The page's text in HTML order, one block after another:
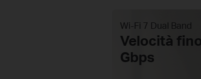
Wi-Fi 7 Dual Band
Velocità
Gbps